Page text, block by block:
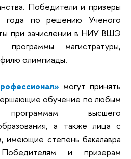
Победители и призеры
года по решению Ученого
при зачислении в НИУ ВШЭ
программы магистратуры,
олимпиады.
могут принять
обучение по любым
программам высшего
а также лица с
имеющие степень бакалавра
и призерам